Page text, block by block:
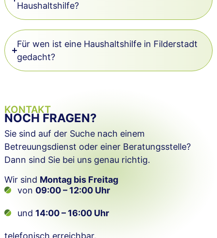
Haushaltshilfe?
Für wen ist eine Haushaltshilfe in Filderstadt
gedacht?
KONTAKT
NOCH FRAGEN?
Sie sind auf der Suche nach einem
Betreuungsdienst oder einer Beratungsstelle?
Dann sind Sie bei uns genau richtig.
Wir sind Montag bis Freitag
von 09:00 – 12:00 Uhr
und14:00 – 16:00 Uhr
telefonisch erreichbar.